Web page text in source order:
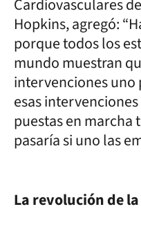
Cardiovasculares
Hopkins, agregó:
porque todos los
mundo muestran
intervenciones uno
esas
puestas en marcha
pasaría si uno las
La revolución de